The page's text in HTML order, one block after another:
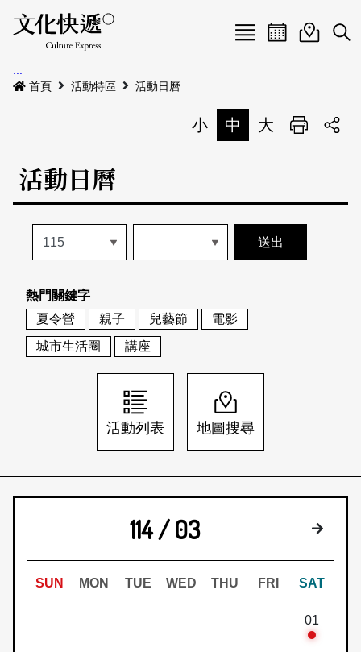
Menu
最新公告
本期專題
歷史專題
活動特區
活動列表
地圖搜尋
關於我們
關於我們
刊物索取地點
會員基本資料
刊登活動
網站導覽 English
日本語 登入/註冊
活動日曆活動地圖
展
:::
首頁
活動特區 活動日曆
小 中 大 列印
活動日曆
熱門關鍵字
夏令營
親子 兒藝節
電影
城市生活圈
講座
活動列表 地圖搜尋
114 / 03 下個月
SUN MON TUE WED THU FRI SAT
01